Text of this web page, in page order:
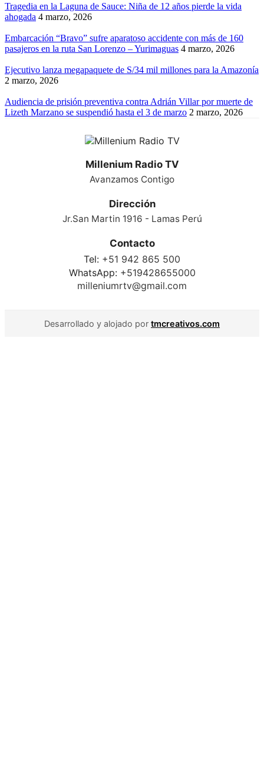
Tragedia en la Laguna de Sauce: Niña de 12 años pierde la vida
ahogada 4 marzo, 2026
Embarcación “Bravo” sufre aparatoso accidente con más de 160
pasajeros en la ruta San Lorenzo – Yurimaguas 4 marzo, 2026
Ejecutivo lanza megapaquete de S/34 mil millones para la Amazonía
2 marzo, 2026
Audiencia de prisión preventiva contra Adrián Villar por muerte de
Lizeth Marzano se suspendió hasta el 3 de marzo 2 marzo, 2026
Millenium Radio TV
Avanzamos Contigo
Dirección
Jr.San Martin 1916 - Lamas Perú
Contacto
Tel: +51 942 865 500
WhatsApp: +519428655000
milleniumrtv@gmail.com
Desarrollado y alojado por tmcreativos.com